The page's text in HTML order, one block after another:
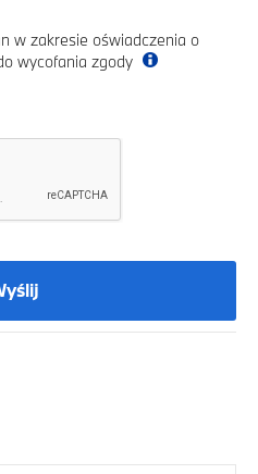
w zakresie oświadczenia o
wycofania zgody